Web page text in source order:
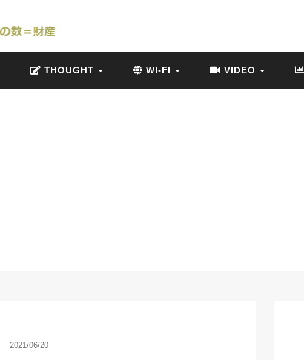
THOUGHT WI-FI VIDEO
2021/06/20